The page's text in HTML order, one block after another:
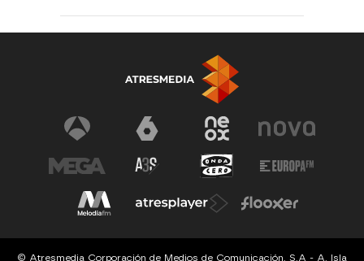
© Atresmedia Corporación de Medios de Comunicación, S.A - A. Isla